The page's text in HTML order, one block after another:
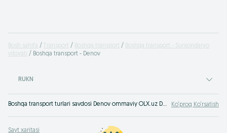
Bosh sahifa Transport Boshqa transport
Boshqa transport - Surxondaryo
viloyati
Boshqa transport - Denov
RUKN
Boshqa transport turlari savdosi Denov ommaviy OLX.uz Denov e‘lonlar taxtasida. Boshqa turdagi transport sotilishi bo‘yicha eng yaxshi takliflar OLX.uz da! Ko‘proq Ko‘rsatish
Sayt xaritasi